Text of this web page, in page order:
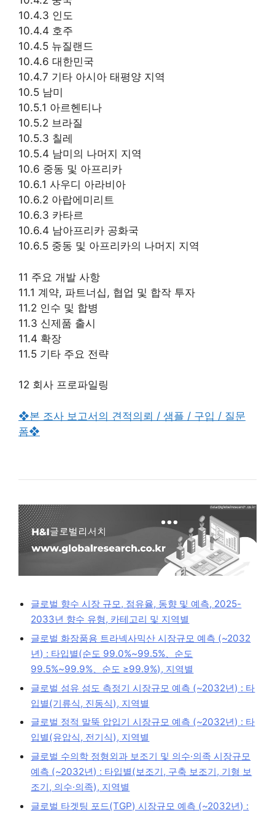
10.4.3 인도
10.4.4 호주
10.4.5 뉴질랜드
10.4.6 대한민국
10.4.7 기타 아시아 태평양 지역
10.5 남미
10.5.1 아르헨티나
10.5.2 브라질
10.5.3 칠레
10.5.4 남미의 나머지 지역
10.6 중동 및 아프리카
10.6.1 사우디 아라비아
10.6.2 아랍에미리트
10.6.3 카타르
10.6.4 남아프리카 공화국
10.6.5 중동 및 아프리카의 나머지 지역
11 주요 개발 사항
11.1 계약, 파트너십, 협업 및 합작 투자
11.2 인수 및 합병
11.3 신제품 출시
11.4 확장
11.5 기타 주요 전략
12 회사 프로파일링
❖본 조사 보고서의 견적의뢰 / 샘플 / 구입 / 질문
폼❖
글로벌 향수 시장 규모, 점유율, 동향 및 예측, 2025-
2033년 향수 유형, 카테고리 및 지역별
글로벌 화장품용 트라넥사믹산 시장규모 예측 (~2032
년) : 타입별(순도 99.0%~99.5%、순도
99.5%~99.9%、순도 ≥99.9%), 지역별
글로벌 섬유 섬도 측정기 시장규모 예측 (~2032년) : 타
입별(기류식, 진동식), 지역별
글로벌 정적 말뚝 압입기 시장규모 예측 (~2032년) : 타
입별(유압식, 전기식), 지역별
글로벌 수의학 정형외과 보조기 및 의수·의족 시장규모
예측 (~2032년) : 타입별(보조기, 구축 보조기, 기형 보
조기, 의수·의족), 지역별
글로벌 타겟팅 포드(TGP) 시장규모 예측 (~2032년) :